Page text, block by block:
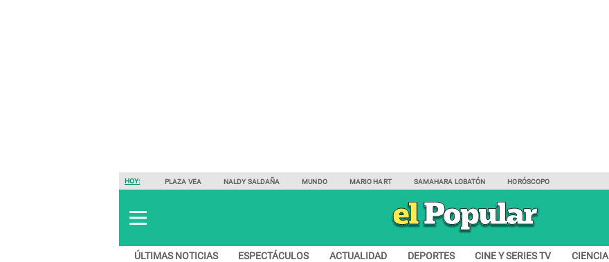
HOY: PLAZA VEA NALDY SALDAÑA MUNDO MARIO HART SAMAHARA LOBATÓN HORÓSCOPO
ÚLTIMAS NOTICIAS ESPECTÁCULOS ACTUALIDAD DEPORTES CINE Y SERIES TV CIENCIA